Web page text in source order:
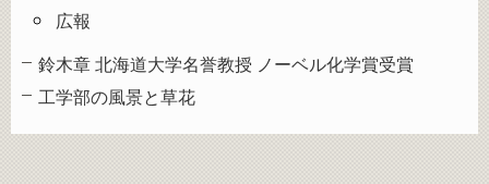
広報
鈴木章 北海道大学名誉教授 ノーベル化学賞受賞
工学部の風景と草花